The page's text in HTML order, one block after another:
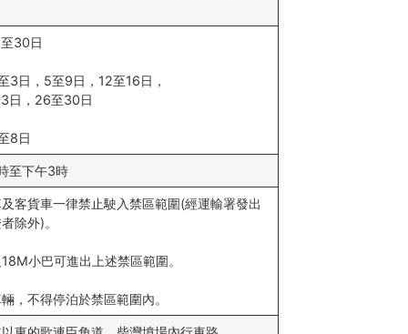
30日
3日，5至9日，12至16日，
日，26至30日
8日
至下午3時
客貨車一律禁止駛入禁區範圍(經運輸署發出
除外)。
小巴可進出上述禁區範圍。
，不得停泊於禁區範圍內。